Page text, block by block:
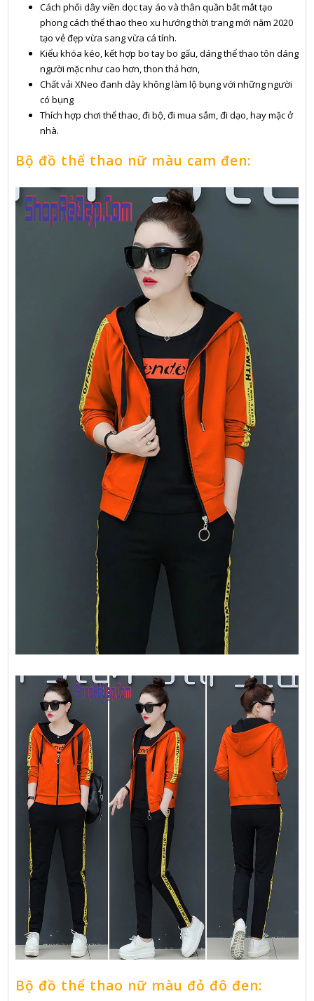
Cách phối dây viền dọc tay áo và thân quần bắt mắt tạo
phong cách thể thao theo xu hướng thời trang mới năm 2020
tạo vẻ đẹp vừa sang vừa cá tính.
Kiểu khóa kéo, kết hợp bo tay bo gấu, dáng thể thao tôn dáng
người mặc như cao hơn, thon thả hơn,
Chất vải XNeo đanh dày không làm lộ bụng với những người
có bụng
Thích hợp chơi thể thao, đi bộ, đi mua sắm, đi dạo, hay mặc ở
nhà.
Bộ đồ thể thao nữ màu cam đen:
Bộ đồ thể thao nữ màu đỏ đô đen: